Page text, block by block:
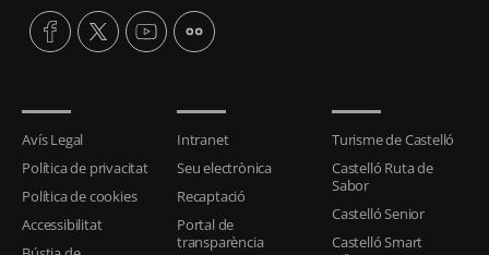
Avís Legal
Política de privacitat
Política de cookies
Accessibilitat
Intranet
Seu electrònica
Recaptació
Portal de
transparència
Turisme de Castelló
Castelló Ruta de
Sabor
Castelló Senior
Castelló Smart